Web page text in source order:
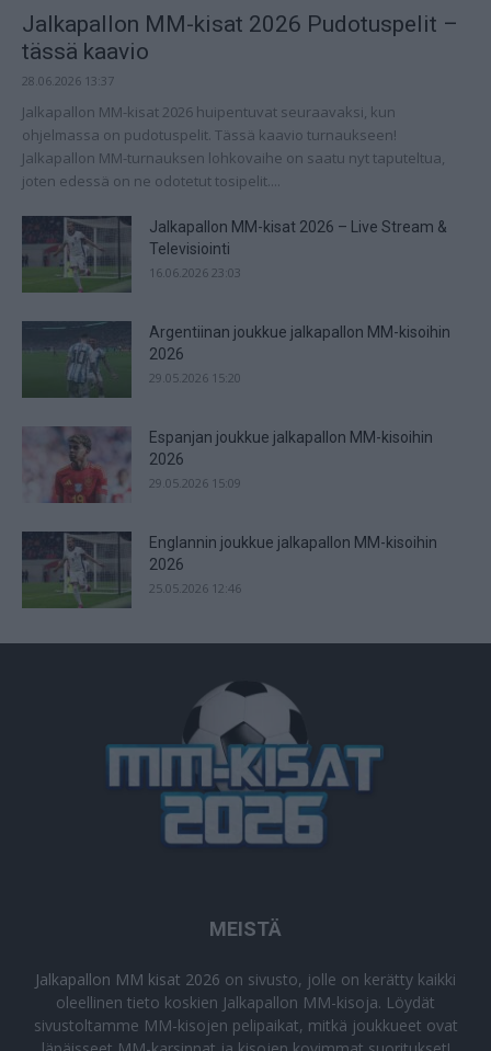
Jalkapallon MM-kisat 2026 Pudotuspelit –
tässä kaavio
28.06.2026 13:37
Jalkapallon MM-kisat 2026 huipentuvat seuraavaksi, kun
ohjelmassa on pudotuspelit. Tässä kaavio turnaukseen!
Jalkapallon MM-turnauksen lohkovaihe on saatu nyt taputeltua,
joten edessä on ne odotetut tosipelit....
Jalkapallon MM-kisat 2026 – Live Stream &
Televisiointi
16.06.2026 23:03
Argentiinan joukkue jalkapallon MM-kisoihin
2026
29.05.2026 15:20
Espanjan joukkue jalkapallon MM-kisoihin
2026
29.05.2026 15:09
Englannin joukkue jalkapallon MM-kisoihin
2026
25.05.2026 12:46
MEISTÄ
Jalkapallon MM kisat 2026 on sivusto, jolle on kerätty kaikki
oleellinen tieto koskien Jalkapallon MM-kisoja. Löydät
sivustoltamme MM-kisojen pelipaikat, mitkä joukkueet ovat